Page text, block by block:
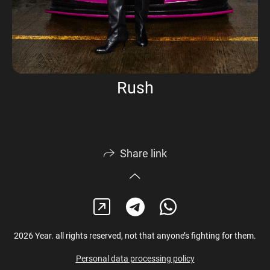
Rush
Share link
2026 Year. all rights reserved, not that anyone’s fighting for them.
Personal data processing policy